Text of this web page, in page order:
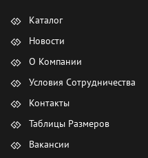
Каталог
Новости
О Компании
Условия Сотрудничества
Контакты
Таблицы Размеров
Вакансии